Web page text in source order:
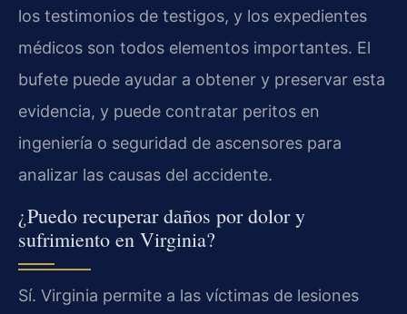
los testimonios de testigos, y los expedientes
médicos son todos elementos importantes. El
bufete puede ayudar a obtener y preservar esta
evidencia, y puede contratar peritos en
ingeniería o seguridad de ascensores para
analizar las causas del accidente.
¿Puedo recuperar daños por dolor y
sufrimiento en Virginia?
Sí. Virginia permite a las víctimas de lesiones